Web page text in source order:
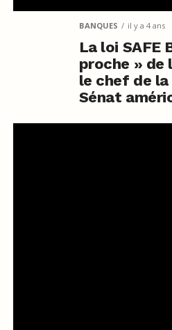
BANQUES il y a 4 ans
La loi SAFE
proche » de
le chef de
Sénat